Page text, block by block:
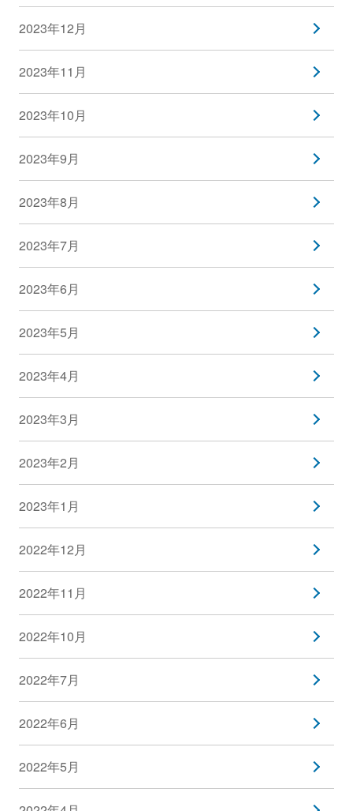
2023年12月
2023年11月
2023年10月
2023年9月
2023年8月
2023年7月
2023年6月
2023年5月
2023年4月
2023年3月
2023年2月
2023年1月
2022年12月
2022年11月
2022年10月
2022年7月
2022年6月
2022年5月